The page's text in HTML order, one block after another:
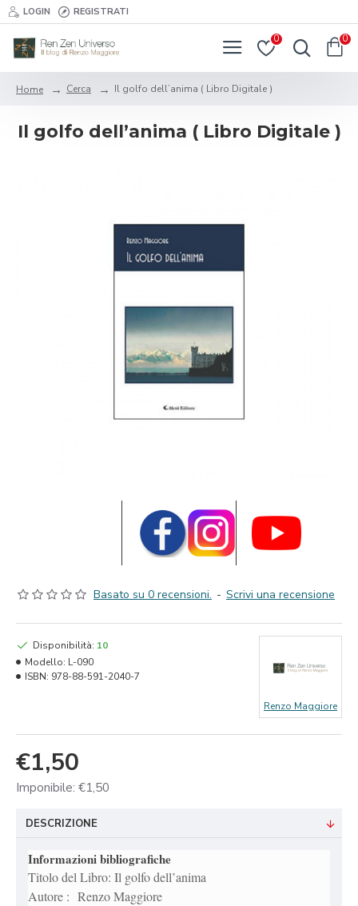
LOGIN REGISTRATI
0 0
Home Cerca Il golfo dell’anima ( Libro Digitale )
Il golfo dell’anima ( Libro Digitale )
Basato su 0 recensioni. - Scrivi una recensione
€1,50
Imponibile: €1,50
Disponibilità: 10
Modello: L-090
ISBN: 978-88-591-2040-7
Renzo Maggiore
DESCRIZIONE
Informazioni bibliografiche
Titolo del Libro: Il golfo dell’anima
Autore : Renzo Maggiore